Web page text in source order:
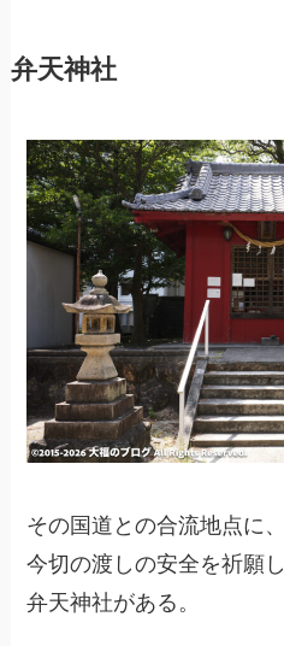
弁天神社
その国道との合流地点に
今切の渡しの安全を祈願
弁天神社がある。